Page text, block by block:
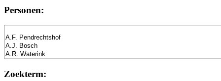
Personen:
Zoekterm: